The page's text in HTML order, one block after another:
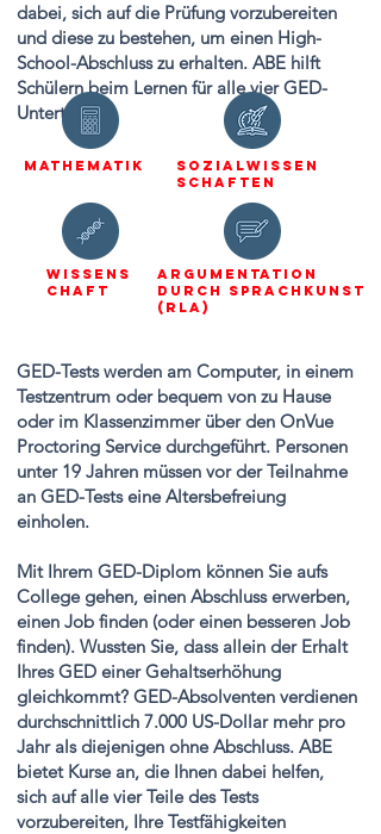
dabei, sich auf die Prüfung vorzubereiten
und diese zu bestehen, um einen High-
School-Abschluss zu erhalten. ABE hilft
Schülern beim Lernen für alle vier GED-
Untertests:
GED-Tests werden am Computer, in einem
Testzentrum oder bequem von zu Hause
oder im Klassenzimmer über den OnVue
Proctoring Service durchgeführt. Personen
unter 19 Jahren müssen vor der Teilnahme
an GED-Tests eine Altersbefreiung
einholen.
Mit Ihrem GED-Diplom können Sie aufs
College gehen, einen Abschluss erwerben,
einen Job finden (oder einen besseren Job
finden). Wussten Sie, dass allein der Erhalt
Ihres GED einer Gehaltserhöhung
gleichkommt? GED-Absolventen verdienen
durchschnittlich 7.000 US-Dollar mehr pro
Jahr als diejenigen ohne Abschluss. ABE
bietet Kurse an, die Ihnen dabei helfen,
sich auf alle vier Teile des Tests
vorzubereiten, Ihre Testfähigkeiten
Mathematik
Argumentation
durch Sprachkunst
(RLA)
Wissens
chaft
Sozialwissen
schaften